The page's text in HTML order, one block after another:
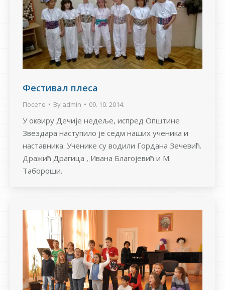
Фестивал плеса
Посете By admin 09. 10. 2014.
У оквиру Дечије недеље, испред Општине
Звездара наступило је седм наших ученика и
наставника. Ученике су водили Гордана Зечевић.
Дражић Драгица , Ивана Благојевић и М.
Табороши.